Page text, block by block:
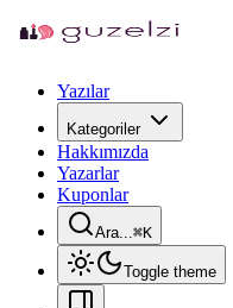
Yazılar
Kategoriler
Hakkımızda
Yazarlar
Kuponlar
Ara...⌘K
Toggle theme